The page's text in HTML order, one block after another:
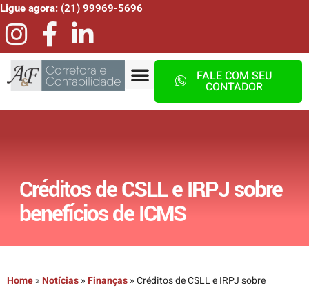
Ligue agora: (21) 99969-5696
FALE COM SEU
CONTADOR
Créditos de CSLL e IRPJ sobre
benefícios de ICMS
Home»Notícias»Finanças»Créditos de CSLL e IRPJ sobre